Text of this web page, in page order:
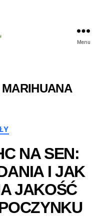
Menu
NA SEN:
I JAK
JAKOŚĆ